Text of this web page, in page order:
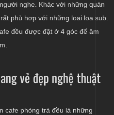
nghe. Khác với những quán
phù hợp với những loại loa sub.
đều được đặt ở 4 góc để âm
vẻ đẹp nghệ thuật
cafe phòng trà đều là những